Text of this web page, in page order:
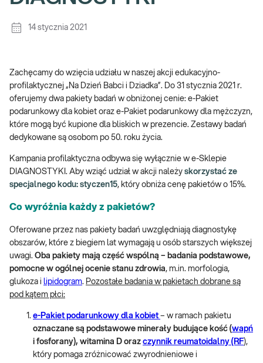
14 stycznia 2021
Zachęcamy do wzięcia udziału w naszej akcji edukacyjno-
profilaktycznej „Na Dzień Babci i Dziadka”. Do 31 stycznia 2021 r.
oferujemy dwa pakiety badań w obniżonej cenie: e-Pakiet
podarunkowy dla kobiet oraz e-Pakiet podarunkowy dla mężczyzn,
które mogą być kupione dla bliskich w prezencie. Zestawy badań
dedykowane są osobom po 50. roku życia.
Kampania profilaktyczna odbywa się wyłącznie w e-Sklepie
DIAGNOSTYKI. Aby wziąć udział w akcji należy skorzystać ze
specjalnego kodu: styczen15, który obniża cenę pakietów o 15%.
Co wyróżnia każdy z pakietów?
Oferowane przez nas pakiety badań uwzględniają diagnostykę
obszarów, które z biegiem lat wymagają u osób starszych większej
uwagi. Oba pakiety mają część wspólną – badania podstawowe,
pomocne w ogólnej ocenie stanu zdrowia, m.in. morfologia,
glukoza i lipidogram. Pozostałe badania w pakietach dobrane są
pod kątem płci:
e-Pakiet podarunkowy dla kobiet– w ramach pakietu
oznaczane są podstawowe minerały budujące kość (wapń
i fosforany), witamina D oraz czynnik reumatoidalny (RF),
który pomaga zróżnicować zwyrodnieniowe i